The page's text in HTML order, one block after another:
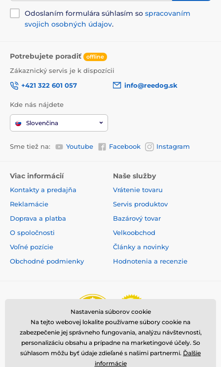
hĺbku 3.5cm a jej váha je 91 gramov.
Prijímač
má šírku 3.5 cm, výšku 9 cm a
kontaktné body 9 a 14 mm.
predchádzajúceho upozornenia. Obrázky majú len
Produkt je zaradený v kategóriách
0 až 300 metrov
Vibračné Zvukové Ponoriteľné
Pre stredné psy Pre veľké psy
Odoslaním formulára súhlasím so spracovaním
svojich osobných údajov.
Potrebujete poradiť offline
Zákaznický servis je k dispozícii
+421 322 601 057
info@reedog.sk
Kde nás nájdete
Slovenčina
Sme tiež na: Youtube Facebook Instagram
Viac informácií
Kontakty a predajňa
Reklamácie
Doprava a platba
O spoločnosti
Voľné pozície
Obchodné podmienky
Naše služby
Vrátenie tovaru
Servis produktov
Bazárový tovar
Velkoobchod
Články a novinky
Hodnotenia a recenzie
Nastavenia súborov cookie
Na tejto webovej lokalite používame súbory cookie na
zabezpečenie jej správneho fungovania, analýzu návštevnosti,
personalizáciu obsahu a prípadne na marketingové účely. So
súhlasom môžu byť údaje zdieľané s našimi partnermi. Ďalšie
informácie